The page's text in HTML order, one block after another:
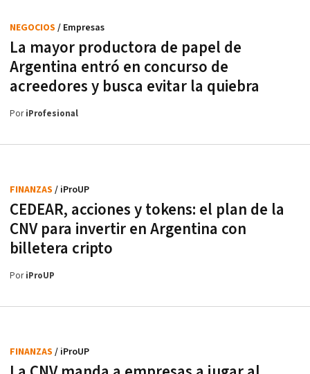
La mayor productora de papel de
Argentina entró en concurso de
acreedores y busca evitar la quiebra
NEGOCIOS / Empresas
PoriProfesional
CEDEAR, acciones y tokens: el plan de la
CNV para invertir en Argentina con
billetera cripto
FINANZAS / iProUP
PoriProUP
FINANZAS / iProUP